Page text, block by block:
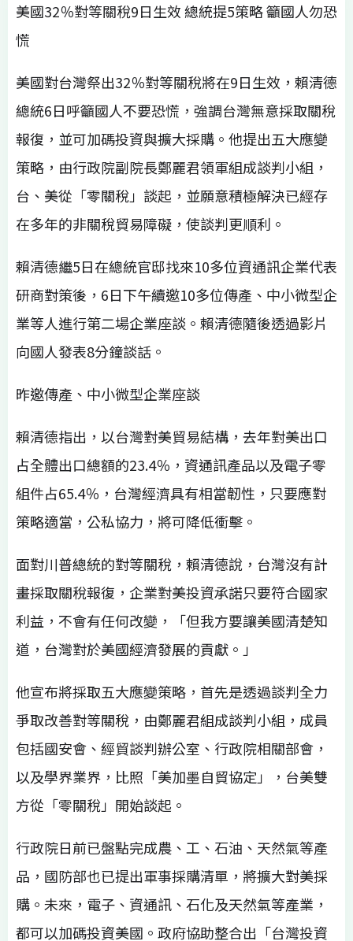
美國32％對等關稅9日生效 總統提5策略 籲國人勿恐
慌
美國對台灣祭出32％對等關稅將在9日生效，賴清德
總統6日呼籲國人不要恐慌，強調台灣無意採取關稅
報復，並可加碼投資與擴大採購。他提出五大應變
策略，由行政院副院長鄭麗君領軍組成談判小組，
台、美從「零關稅」談起，並願意積極解決已經存
在多年的非關稅貿易障礙，使談判更順利。
賴清德繼5日在總統官邸找來10多位資通訊企業代表
研商對策後，6日下午續邀10多位傳產、中小微型企
業等人進行第二場企業座談。賴清德隨後透過影片
向國人發表8分鐘談話。
昨邀傳產、中小微型企業座談
賴清德指出，以台灣對美貿易結構，去年對美出口
占全體出口總額的23.4％，資通訊產品以及電子零
組件占65.4％，台灣經濟具有相當韌性，只要應對
策略適當，公私協力，將可降低衝擊。
面對川普總統的對等關稅，賴清德說，台灣沒有計
畫採取關稅報復，企業對美投資承諾只要符合國家
利益，不會有任何改變，「但我方要讓美國清楚知
道，台灣對於美國經濟發展的貢獻。」
他宣布將採取五大應變策略，首先是透過談判全力
爭取改善對等關稅，由鄭麗君組成談判小組，成員
包括國安會、經貿談判辦公室、行政院相關部會，
以及學界業界，比照「美加墨自貿協定」，台美雙
方從「零關稅」開始談起。
行政院日前已盤點完成農、工、石油、天然氣等產
品，國防部也已提出軍事採購清單，將擴大對美採
購。未來，電子、資通訊、石化及天然氣等產業，
都可以加碼投資美國。政府協助整合出「台灣投資